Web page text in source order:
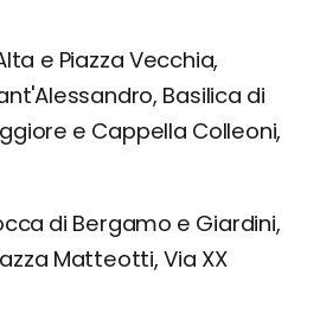
e Piazza Vecchia,
Basilica di
e Cappella Colleoni,
di Bergamo e Giardini,
Matteotti, Via XX